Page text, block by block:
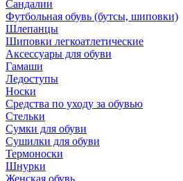
Сандалии
Футбольная обувь (бутсы, шиповки)
Шлепанцы
Шиповки легкоатлетические
Аксессуары для обуви
Гамаши
Ледоступы
Носки
Средства по уходу за обувью
Стельки
Сумки для обуви
Сушилки для обуви
Термоноски
Шнурки
Женская обувь